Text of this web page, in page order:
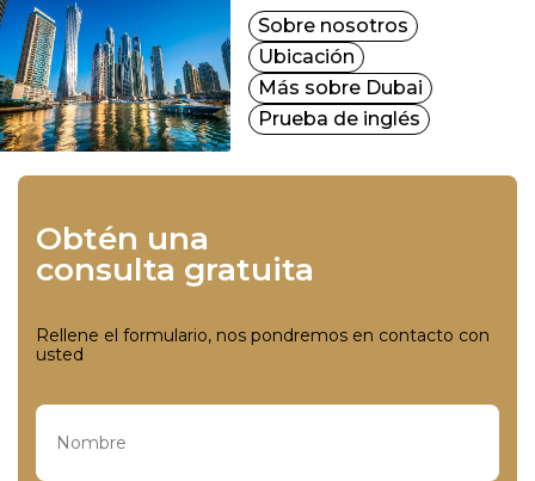
Más sobre Dubai
Sobre nosotros
Ubicación
Prueba de inglés
Obtén una
consulta gratuita
Rellene el formulario, nos pondremos en contacto con
usted